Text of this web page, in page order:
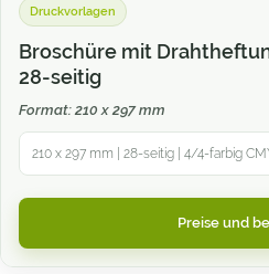
Druckvorlagen
Broschüre mit
28-seitig
Format: 210 x 297 mm
210 x 297 mm | 28-seitig | 4/4-farbig
Preise und